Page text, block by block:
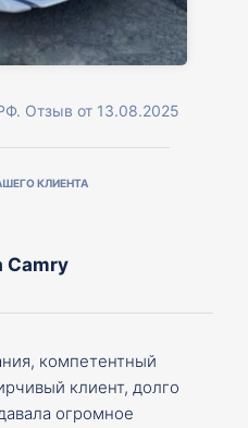
Отзыв от 13.08.2025
КЛИЕНТА
Camry
компетентный
клиент, долго
огромное